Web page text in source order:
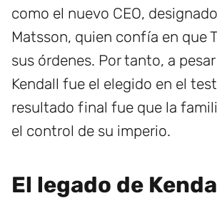
como el nuevo CEO,
Matsson, quien confía en que
sus órdenes. Por tanto, a
Kendall fue el elegido en el
resultado final fue que la
el control de su imperio.
El legado de